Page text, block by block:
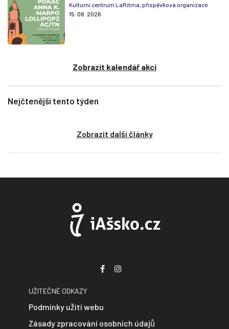
Kulturní centrum LaRitma, příspěvková organizace
15. 08. 2026
Zobrazit kalendář akcí
Nejčtenější tento týden
Zobrazit další články
UŽITEČNÉ ODKAZY
Podmínky užití webu
Zásady zpracování osobních údajů